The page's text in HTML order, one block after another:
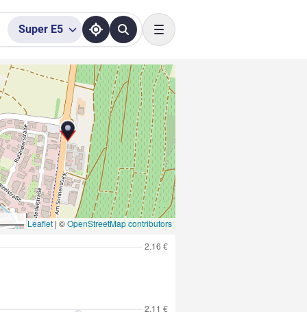
Super E5
Toggle navigation
Leaflet | ©OpenStreetMap contributors